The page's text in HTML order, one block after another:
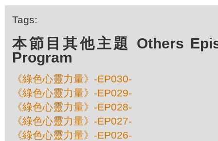
Tags:
本節目其他主題 Others
Program
《綠色心靈力量》-EP030-
《綠色心靈力量》-EP029-
《綠色心靈力量》-EP028-
《綠色心靈力量》-EP027-
《綠色心靈力量》-EP026-